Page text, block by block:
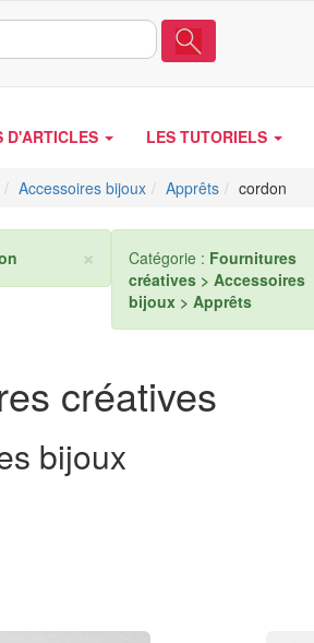
D'ARTICLES LES TUTORIELS
Accessoires bijoux Apprêts cordon
× Catégorie : Fournitures
créatives > Accessoires
bijoux > Apprêts
créatives
bijoux